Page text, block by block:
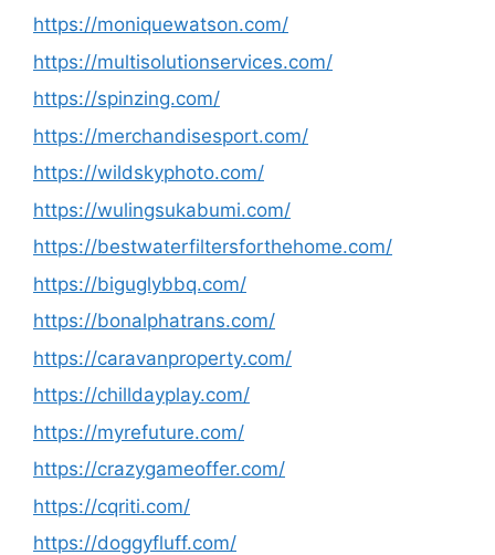
https://moniquewatson.com/
https://multisolutionservices.com/
https://spinzing.com/
https://merchandisesport.com/
https://wildskyphoto.com/
https://wulingsukabumi.com/
https://bestwaterfiltersforthehome.com/
https://biguglybbq.com/
https://bonalphatrans.com/
https://caravanproperty.com/
https://chilldayplay.com/
https://myrefuture.com/
https://crazygameoffer.com/
https://cqriti.com/
https://doggyfluff.com/